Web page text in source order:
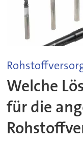
Welche
für die